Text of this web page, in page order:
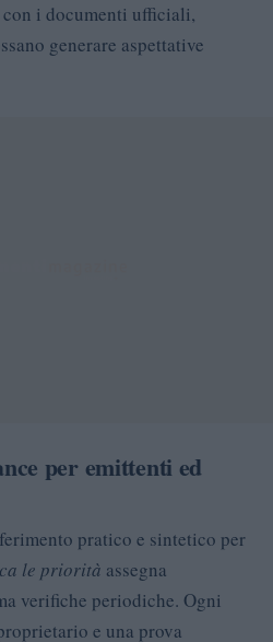
i documenti ufficiali,
generare aspettative
per emittenti ed
pratico e sintetico per
le priorità assegna
verifiche periodiche. Ogni
e una prova